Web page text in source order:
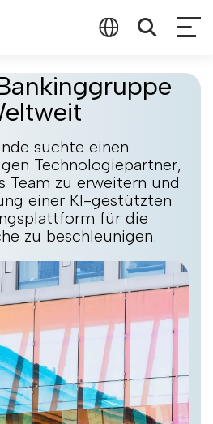
suchte einen
Technologiepartner,
Team zu erweitern und
einer KI-gestützten
für die
zu beschleunigen.